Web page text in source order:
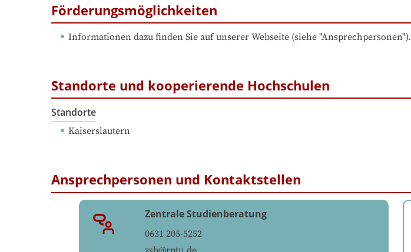
Förderungsmöglichkeiten
Informationen dazu finden Sie auf unserer Webseite (siehe "Ansprechpersonen").
Standorte und kooperierende Hochschulen
Standorte
Kaiserslautern
Ansprechpersonen und Kontaktstellen
Zentrale Studienberatung
0631 205-5252